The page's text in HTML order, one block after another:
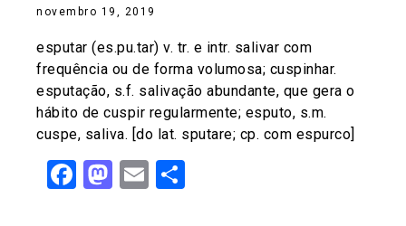
novembro 19, 2019
esputar (es.pu.tar) v. tr. e intr. salivar com
frequência ou de forma volumosa; cuspinhar.
esputação, s.f. salivação abundante, que gera o
hábito de cuspir regularmente; esputo, s.m.
cuspe, saliva. [do lat. sputare; cp. com espurco]
Facebook
Mastodon
Email